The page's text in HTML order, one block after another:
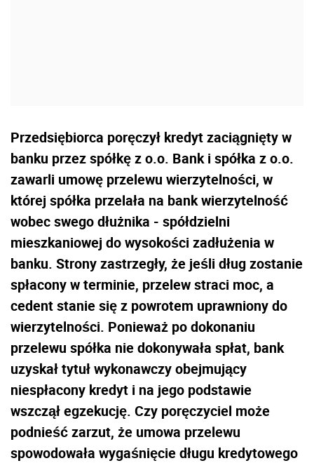
Przedsiębiorca poręczył kredyt zaciągnięty w
banku przez spółkę z o.o. Bank i spółka z o.o.
zawarli umowę przelewu wierzytelności, w
której spółka przelała na bank wierzytelność
wobec swego dłużnika - spółdzielni
mieszkaniowej do wysokości zadłużenia w
banku. Strony zastrzegły, że jeśli dług zostanie
spłacony w terminie, przelew straci moc, a
cedent stanie się z powrotem uprawniony do
wierzytelności. Ponieważ po dokonaniu
przelewu spółka nie dokonywała spłat, bank
uzyskał tytuł wykonawczy obejmujący
niespłacony kredyt i na jego podstawie
wszczął egzekucję. Czy poręczyciel może
podnieść zarzut, że umowa przelewu
spowodowała wygaśnięcie długu kredytowego